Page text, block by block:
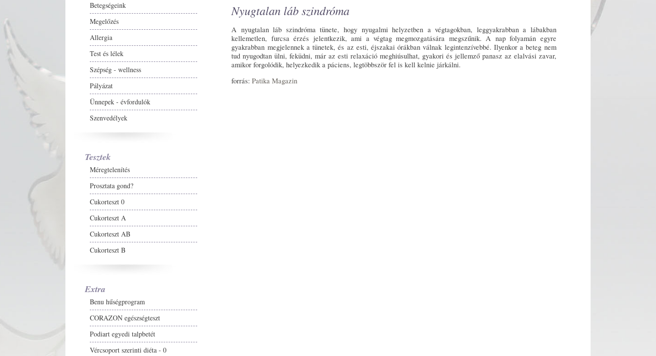
Betegségeink
Megelőzés
Allergia
Test és lélek
Szépség - wellness
Pályázat
Ünnepek - évfordulók
Szenvedélyek
Tesztek
Méregtelenítés
Prosztata gond?
Cukorteszt 0
Cukorteszt A
Cukorteszt AB
Cukorteszt B
Extra
Benu hűségprogram
CORAZON egészségteszt
Podiart egyedi talpbetét
Vércsoport szerinti diéta - 0
Nyugtalan láb szindróma
A nyugtalan láb szindróma tünete, hogy nyugalmi helyzetben a végtagokban, leggyakrabban a lábakban
kellemetlen, furcsa érzés jelentkezik, ami a végtag megmozgatására megszűnik. A nap folyamán egyre
gyakrabban megjelennek a tünetek, és az esti, éjszakai órákban válnak legintenzívebbé. Ilyenkor a beteg nem
tud nyugodtan ülni, feküdni, már az esti relaxáció meghiúsulhat, gyakori és jellemző panasz az elalvási zavar,
amikor forgolódik, helyezkedik a páciens, legtöbbször fel is kell kelnie járkálni.
forrás:Patika Magazin